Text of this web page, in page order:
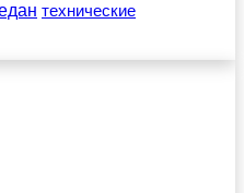
технические